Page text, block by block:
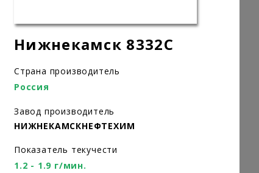
Нижнекамск 8332C
Страна производитель
Россия
Завод производитель
НИЖНЕКАМСКНЕФТЕХИМ
Показатель текучести
1.2 - 1.9 г/мин.